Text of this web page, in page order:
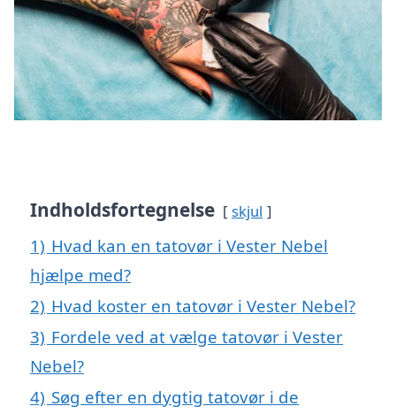
Indholdsfortegnelse skjul
1) Hvad kan en tatovør i Vester Nebel
hjælpe med?
2) Hvad koster en tatovør i Vester Nebel?
3) Fordele ved at vælge tatovør i Vester
Nebel?
4) Søg efter en dygtig tatovør i de